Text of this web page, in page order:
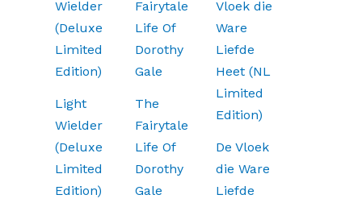
Light
Wielder
(Deluxe
Limited
Edition)
The
Fairytale
Life Of
Dorothy
Gale
De Vloek
die Ware
Liefde